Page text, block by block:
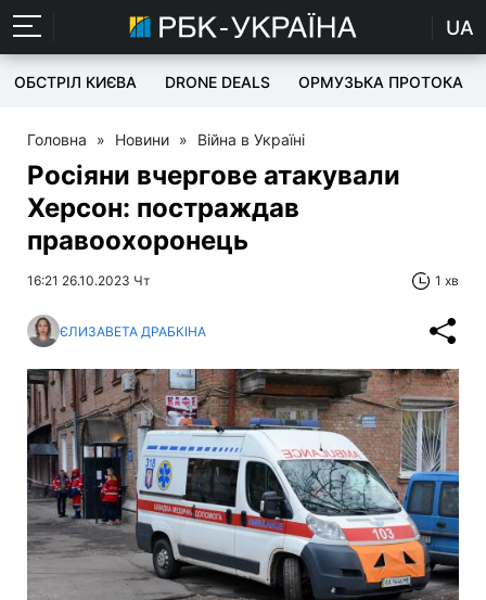
UA
ОБСТРІЛ КИЄВА DRONE DEALS ОРМУЗЬКА ПРОТОКА
Головна » Новини » Війна в Україні
Росіяни вчергове атакували
Херсон: постраждав
правоохоронець
16:21 26.10.2023 Чт 1 хв
ЄЛИЗАВЕТА ДРАБКІНА